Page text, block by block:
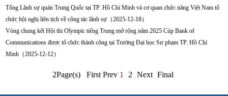
Tổng Lãnh sự quán Trung Quốc tại TP. Hồ Chí Minh và cơ quan chức năng Việt Nam tổ
chức hội nghị liên tịch về công tác lãnh sự（2025-12-18）
Vòng chung kết Hội thi Olympic tiếng Trung mở rộng năm 2025 Cúp Bank of
Communications được tổ chức thành công tại Trường Đại học Sư phạm TP. Hồ Chí
Minh（2025-12-12）
2Page(s) First Prev 1 2 Next Final